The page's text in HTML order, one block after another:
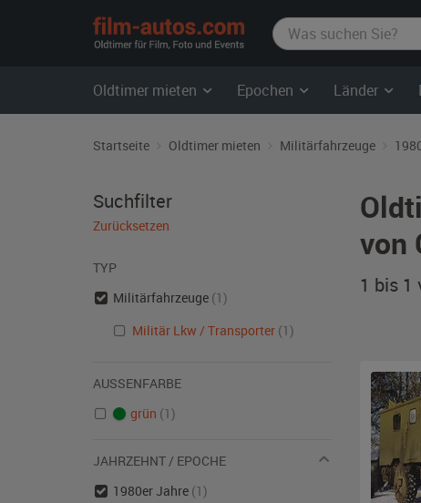
film-
autos.com
Oldtimer mieten Epochen Länder
Startseite Oldtimer mieten Militärfahrzeuge
von
1 bis 1
Suchfilter
Zurücksetzen
TYP
Militärfahrzeuge (1)
Militär Lkw / Transporter (1)
AUSSENFARBE
grün (1)
JAHRZEHNT / EPOCHE
1980er Jahre (1)